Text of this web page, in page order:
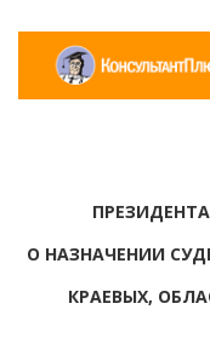
О НАЗНАЧЕНИИ
КРАЕВЫХ,